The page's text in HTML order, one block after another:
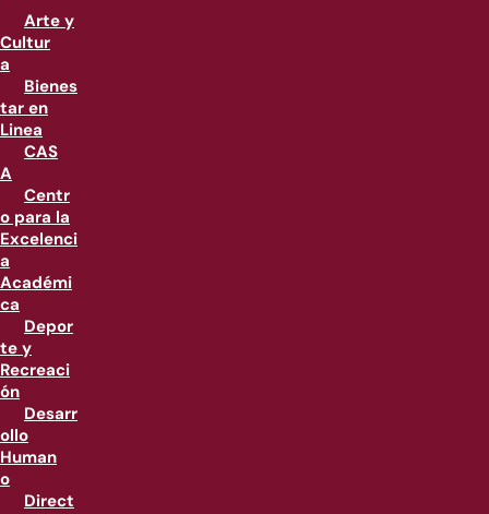
Arte y
Cultur
a
Bienes
tar en
Linea
CAS
A
Centr
o para la
Excelenci
a
Académi
ca
Depor
te y
Recreaci
ón
Desarr
ollo
Human
o
Direct